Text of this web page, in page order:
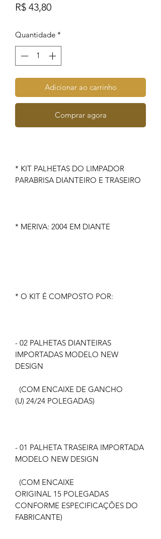
R$ 43,80Preço
Quantidade *
Adicionar ao carrinho
Comprar agora
* KIT PALHETAS DO LIMPADOR
PARABRISA DIANTEIRO E TRASEIRO
* MERIVA: 2004 EM DIANTE
* O KIT É COMPOSTO POR:
- 02 PALHETAS DIANTEIRAS
IMPORTADAS MODELO NEW
DESIGN
(COM ENCAIXE DE GANCHO
(U) 24/24 POLEGADAS)
- 01 PALHETA TRASEIRA IMPORTADA
MODELO NEW DESIGN
(COM ENCAIXE
ORIGINAL 15 POLEGADAS
CONFORME ESPECIFICAÇÕES DO
FABRICANTE)